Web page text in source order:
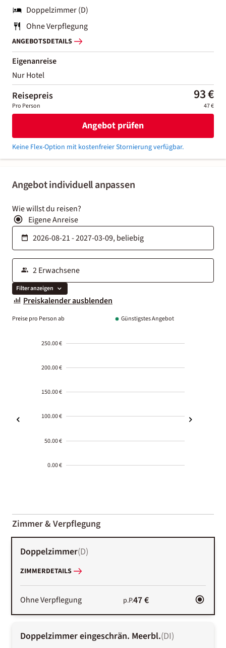
Angebot individuell anpassen
Wie willst du reisen?
Eigene Anreise
Filter anzeigen
Preiskalender ausblenden
Preise pro Person ab Günstigstes Angebot
250.00 €
200.00 €
150.00 €
100.00 €
50.00 €
0.00 €
01-02
Zimmer & Verpflegung
Doppelzimmer(D)
ZIMMERDETAILS
Ohne Verpflegung p.P.47 €
Doppelzimmer eingeschrän. Meerbl.(DI)
Doppelzimmer (D)
Ohne Verpflegung
ANGEBOTSDETAILS
Eigenanreise
Nur Hotel
Reisepreis 93 €
Pro Person 47 €
Angebot prüfen
Keine Flex-Option mit kostenfreier Stornierung verfügbar.